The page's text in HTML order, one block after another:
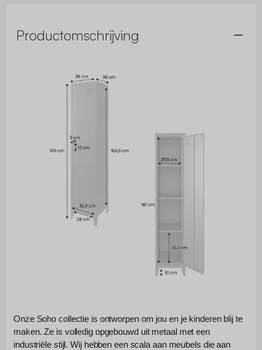
Productomschrijving
Onze Soho collectie is ontworpen om jou en je kinderen blij te
maken. Ze is volledig opgebouwd uit metaal met een
industriële stijl. Wij hebben een scala aan meubels die aan